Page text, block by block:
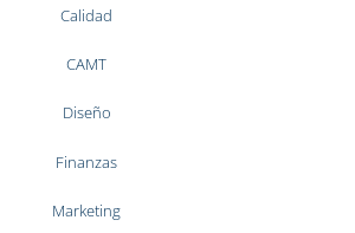
Calidad
CAMT
Diseño
Finanzas
Marketing